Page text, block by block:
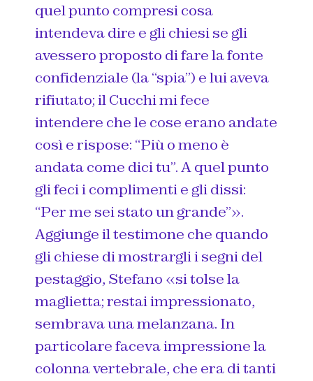
quel punto compresi cosa
intendeva dire e gli chiesi se gli
avessero proposto di fare la fonte
confidenziale (la “spia”) e lui aveva
rifiutato; il Cucchi mi fece
intendere che le cose erano andate
così e rispose: “Più o meno è
andata come dici tu”. A quel punto
gli feci i complimenti e gli dissi:
“Per me sei stato un grande”».
Aggiunge il testimone che quando
gli chiese di mostrargli i segni del
pestaggio, Stefano «si tolse la
maglietta; restai impressionato,
sembrava una melanzana. In
particolare faceva impressione la
colonna vertebrale, che era di tanti